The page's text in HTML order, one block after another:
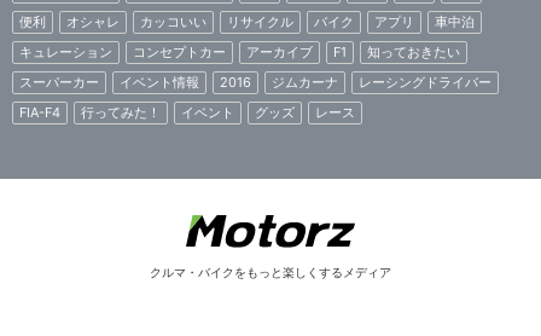
便利
オシャレ カッコいい リサイクル バイク アプリ
車中泊
キュレーション
コンセプトカー アーカイブ F1
知っておきたい
スーパーカー
イベント情報 2016 ジムカーナ
レーシングドライバー
FIA-F4
行ってみた！ イベント グッズ レース
クルマ・バイクをもっと楽しくするメディア